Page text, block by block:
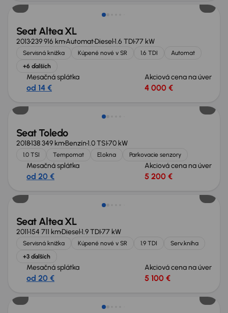
Seat Altea XL
2013239 916 kmAutomatDiesel1.6 TDI77 kW
Servisná knižka Kúpené nové v SR 1.6 TDI
Automat
+6 ďalších
Mesačná splátka
od 14 €
Akciová cena na úver
4 000 €
Zlacnené o 1 600 €
Seat Toledo
2018138 349 kmBenzín1.0 TSI70 kW
1.0 TSI Tempomat El.okna Parkovacie senzory
Mesačná splátka
od 20 €
Akciová cena na úver
5 200 €
Seat Altea XL
2011154 711 kmDiesel1.9 TDI77 kW
Servisná knižka Kúpené nové v SR 1.9 TDI
Serv.kniha
+3 ďalších
Mesačná splátka
od 20 €
Akciová cena na úver
5 100 €